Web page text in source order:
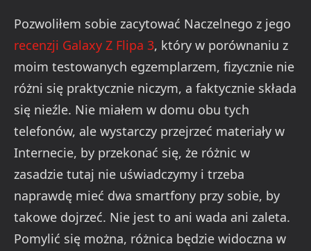
Pozwoliłem sobie zacytować Naczelnego z jego
recenzji Galaxy Z Flipa 3, który w porównaniu z
moim testowanych egzemplarzem, fizycznie nie
różni się praktycznie niczym, a faktycznie składa
się nieźle. Nie miałem w domu obu tych
telefonów, ale wystarczy przejrzeć materiały w
Internecie, by przekonać się, że różnic w
zasadzie tutaj nie uświadczymy i trzeba
naprawdę mieć dwa smartfony przy sobie, by
takowe dojrzeć. Nie jest to ani wada ani zaleta.
Pomylić się można, różnica będzie widoczna w